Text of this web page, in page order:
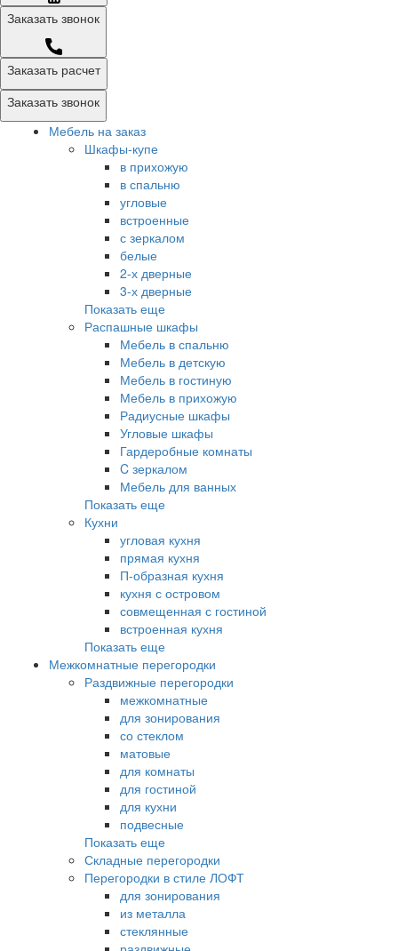
Заказать звонок
Заказать расчет
Заказать звонок
Мебель на заказ
Шкафы-купе
в прихожую
в спальню
угловые
встроенные
с зеркалом
белые
2-х дверные
3-х дверные
Показать еще
Распашные шкафы
Мебель в спальню
Мебель в детскую
Мебель в гостиную
Мебель в прихожую
Радиусные шкафы
Угловые шкафы
Гардеробные комнаты
C зеркалом
Мебель для ванных
Показать еще
Кухни
угловая кухня
прямая кухня
П-образная кухня
кухня с островом
совмещенная с гостиной
встроенная кухня
Показать еще
Межкомнатные перегородки
Раздвижные перегородки
межкомнатные
для зонирования
со стеклом
матовые
для комнаты
для гостиной
для кухни
подвесные
Показать еще
Складные перегородки
Перегородки в стиле ЛОФТ
для зонирования
из металла
стеклянные